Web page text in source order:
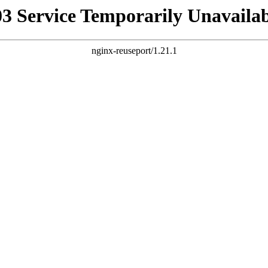
Service Temporarily
nginx-reuseport/1.21.1